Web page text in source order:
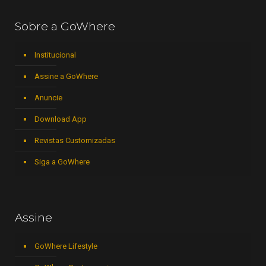
Sobre a GoWhere
Institucional
Assine a GoWhere
Anuncie
Download App
Revistas Customizadas
Siga a GoWhere
Assine
GoWhere Lifestyle